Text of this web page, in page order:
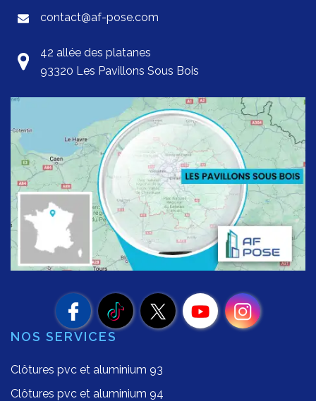
contact@af-pose.com
42 allée des platanes
93320 Les Pavillons Sous Bois
NOS SERVICES
Clôtures pvc et aluminium 93
Clôtures pvc et aluminium 94